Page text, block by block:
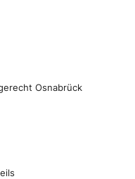
Osnabrück